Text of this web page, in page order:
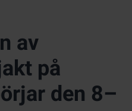
av
på
den 8–